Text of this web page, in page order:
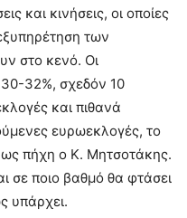
και κινήσεις, οι οποίες
των
στο κενό. Οι
32%, σχεδόν 10
και πιθανά
ευρωεκλογές, το
ως πήχη ο Κ. Μητσοτάκης.
σε ποιο βαθμό θα φτάσει
υπάρχει.